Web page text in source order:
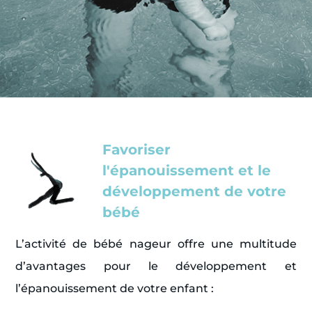
Favoriser
l'épanouissement et le
développement de votre
bébé
L’activité de bébé nageur offre une multitude
d’avantages pour le développement et
l’épanouissement de votre enfant :